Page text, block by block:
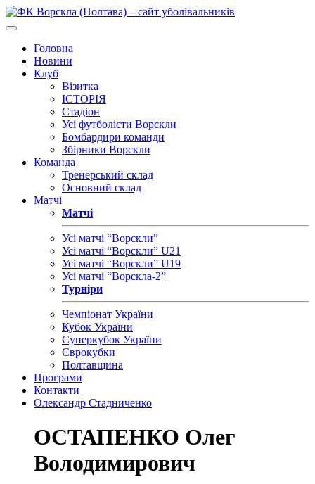
Головна
Новини
Клуб
Візитка
ІСТОРІЯ
Стадіон
Усі футболісти Ворскли
Бомбардири команди
Збірники Ворскли
Команда
Тренерський склад
Основний склад
Матчі
Матчі
Усі матчі “Ворскли”
Усі матчі “Ворскли” U21
Усі матчі “Ворскли” U19
Усі матчі “Ворскла-2”
Турніри
Чемпіонат України
Кубок України
Суперкубок України
Єврокубки
Полтавщина
Програми
Контакти
Олександр Стадниченко
ОСТАПЕНКО Олег
Володимирович